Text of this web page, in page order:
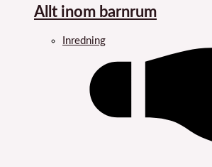
Allt inom barnrum
Inredning